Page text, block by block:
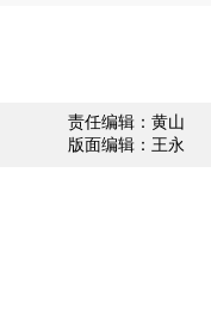
责任编辑：黄山
版面编辑：王永